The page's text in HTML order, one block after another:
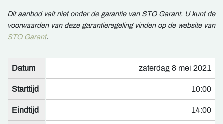
Dit aanbod valt niet onder de garantie van STO Garant. U kunt de
voorwaarden van deze garantieregeling vinden op de website van
STO Garant.
Datum zaterdag 8 mei 2021
Starttijd 10:00
Eindtijd 14:00